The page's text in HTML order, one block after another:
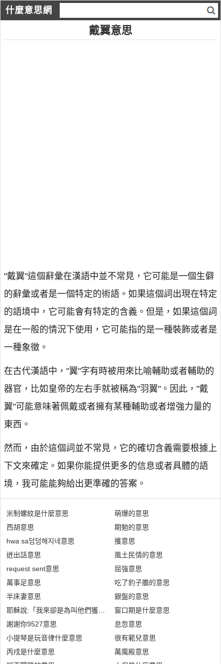
什麼意思網
戴翼意思
"戴翼"這個辭彙在漢語中並不常見，它可能是一個生僻
的辭彙或者是一個特定的術語。如果這個詞出現在特定
的語境中，它可能會有特定的含義。但是，如果這個詞
是在一般的情況下使用，它可能指的是一種裝飾或者是
一種象徵。
在古代漢語中，"翼"字有時被用來比喻輔助或者輔助的
器官，比如皇帝的左右手就被稱為"羽翼"。因此，"戴
翼"可能意味著佩戴或者擁有某種輔助或者增強力量的
東西。
然而，由於這個詞並不常見，它的確切含義需要根據上
下文來確定。如果你能提供更多的信息或者具體的語
境，我可能能夠給出更準確的答案。
米制螺紋是什麼意思
西胡意思
hwa sa덤덤해지네意思
迸出話意思
request sent意思
萬事足意思
半床妻意思
耶穌說:「我來卻是為叫他們獲得生命,且獲得更豐富的生命」是什麼意
謝謝你9527意思
小提琴是玩音律什麼意思
丙戌是什麼意思
萌爆的意思
期勉的意思
擭意思
風土民情的意思
屈強意思
吃了豹子膽的意思
銀盤的意思
窗口期是什麼意思
怠忽意思
很有範兒意思
萬魔殿意思